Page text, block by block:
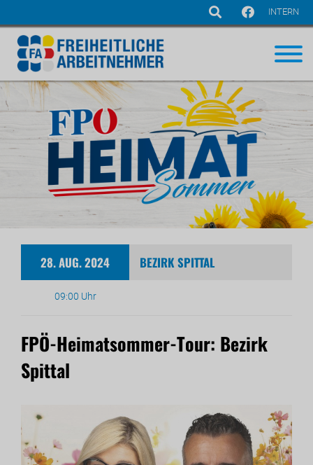
Navigation
überspringen
INTERN
28. AUG. 2024 BEZIRK SPITTAL
09:00 Uhr
FPÖ-Heimatsommer-Tour: Bezirk
Spittal